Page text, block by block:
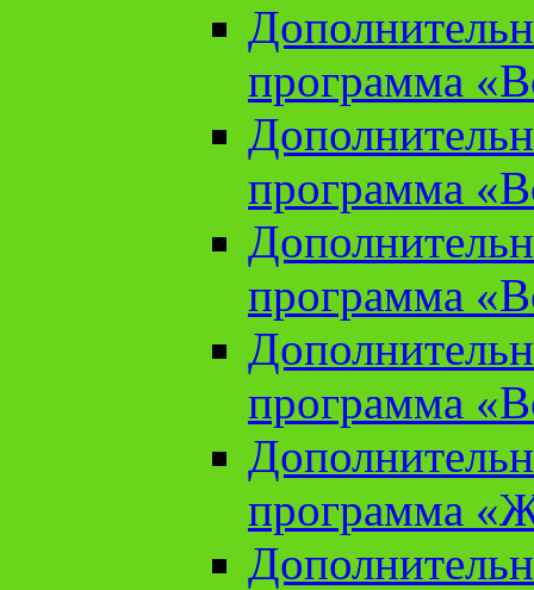
программа
программа
программа
программа
программа